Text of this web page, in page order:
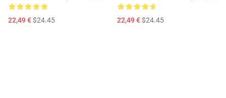
22,49 €$24.45 22,49 €$24.45